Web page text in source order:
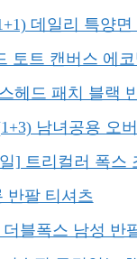
데일리 특양
토트 캔버스 에코
헤드 패치 블랙
남녀공용 오
] 트리컬러 폭스
반팔 티셔츠
블폭스 남성 반